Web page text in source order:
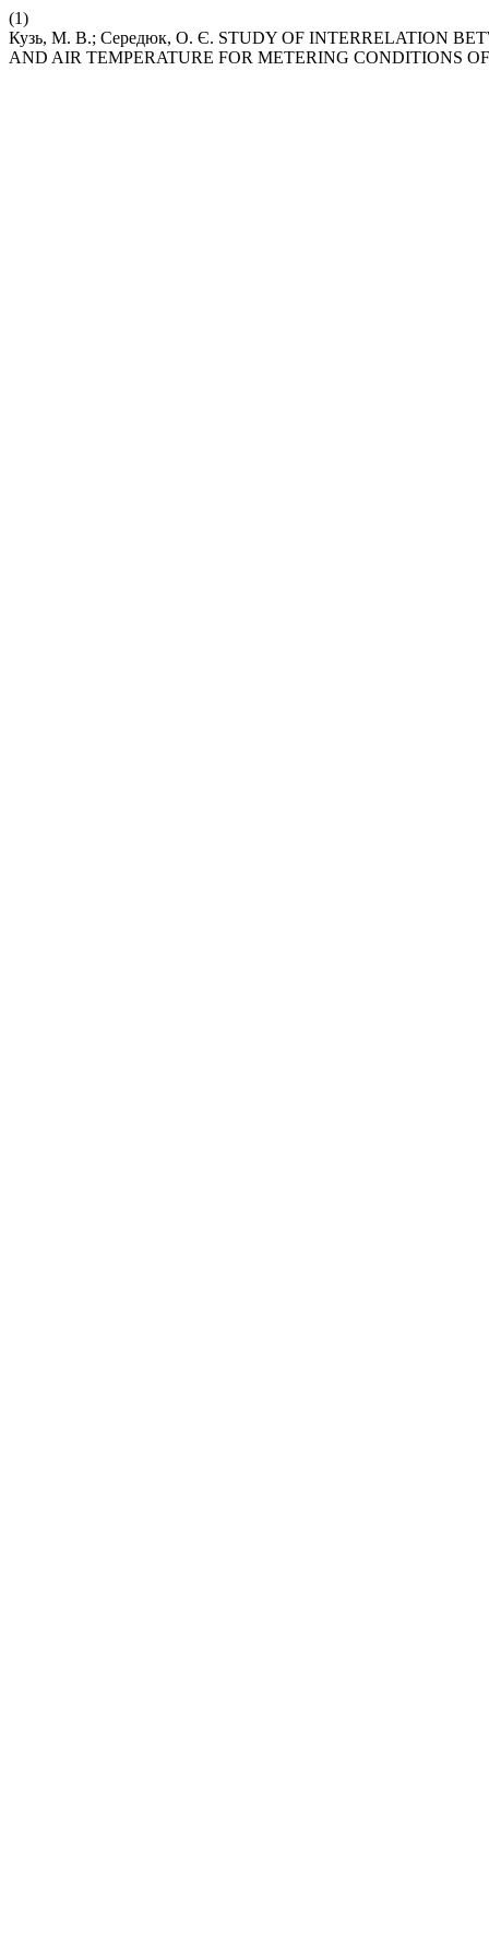
(1)
Кузь, М. В.; Середюк, О. Є. STUDY OF INTERRELATION
AND AIR TEMPERATURE FOR METERING CONDITIONS